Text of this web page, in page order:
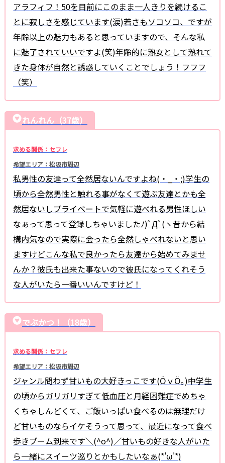
アラフィフ！50を目前にこのまま一人きりを続けるこ
とに寂しさを感じています(涙)若さもソコソコ、ですが
年齢以上の魅力もあると思っていますので、そんな私
に魅了されていいですよ(笑)年齢的に熟女として熟れて
きた身体が自然と誘惑していくことでしょう！フフフ
（笑）
れんれん（37歳）
求める関係：セフレ
希望エリア：松阪市周辺
私男性の友達って全然居ないんですよね(・_・;)学生の
頃から全然男性と触れる事がなくて遊ぶ友達とかも全
然居ないしプライベートで気軽に遊べれる男性ほしい
なぁって思って登録しちゃいましたﾉ)ﾟДﾟ(ヽ昔から結
構内気なので実際に会ったら全然しゃべれないと思い
ますけどこんな私で良かったら友達から始めてみませ
んか？彼氏も出来た事ないので彼氏になってくれそう
な人がいたら一番いいんですけど！
でぶかつ！（18歳）
求める関係：セフレ
希望エリア：松阪市周辺
ジャンル問わず甘いもの大好きっこです(ӦｖӦ｡)中学生
の頃からガリガリすぎて低血圧と月経困難症でめちゃ
くちゃしんどくて、ご飯いっぱい食べるのは無理だけ
ど甘いものならイケそうって思って、最近になって食べ
歩きブーム到来です＼(^o^)／甘いもの好きな人がいた
ら一緒にスイーツ巡りとかもしたいなぁ(*'ω'*)